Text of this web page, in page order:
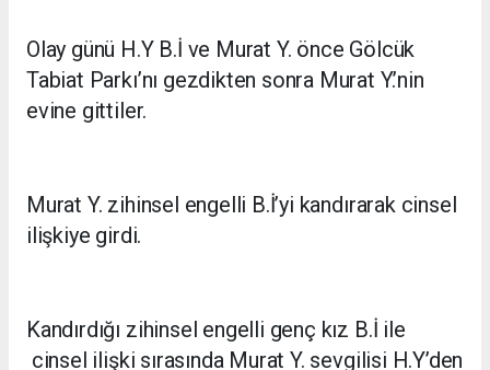
Olay günü H.Y B.İ ve Murat Y. önce Gölcük
Tabiat Parkı’nı gezdikten sonra Murat Y.’nin
evine gittiler.
Murat Y. zihinsel engelli B.İ’yi kandırarak cinsel
ilişkiye girdi.
Kandırdığı zihinsel engelli genç kız B.İ ile
cinsel ilişki sırasında Murat Y. sevgilisi H.Y’den